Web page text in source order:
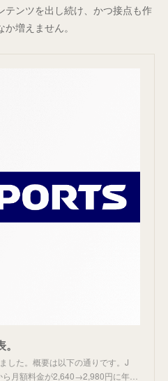
テンツを出し続け、かつ接点も作
増えません。
した。概要は以下の通りです。J
月額料金が2,640→2,980円に年…